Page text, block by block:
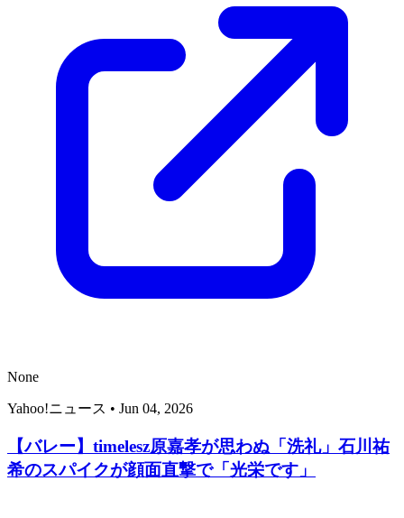
None
Yahoo!ニュース • Jun 04, 2026
【バレー】timelesz原嘉孝が思わぬ「洗礼」石川祐
希のスパイクが顔面直撃で「光栄です」